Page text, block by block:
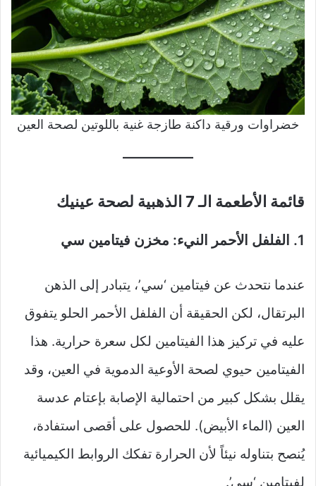
خضراوات ورقية داكنة طازجة غنية باللوتين لصحة العين
قائمة الأطعمة الـ 7 الذهبية لصحة عينيك
1. الفلفل الأحمر النيء: مخزن فيتامين سي
عندما نتحدث عن فيتامين ‘سي’، يتبادر إلى الذهن
البرتقال، لكن الحقيقة أن الفلفل الأحمر الحلو يتفوق
عليه في تركيز هذا الفيتامين لكل سعرة حرارية. هذا
الفيتامين حيوي لصحة الأوعية الدموية في العين، وقد
يقلل بشكل كبير من احتمالية الإصابة بإعتام عدسة
العين (الماء الأبيض). للحصول على أقصى استفادة،
يُنصح بتناوله نيئاً لأن الحرارة تفكك الروابط الكيميائية
لفيتامين ‘سي’.